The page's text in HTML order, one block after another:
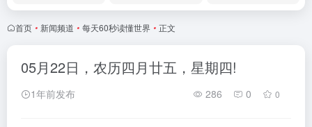
首页 • 新闻频道 • 每天60秒读懂世界 • 正文
05月22日，农历四月廿五，星期四!
1年前发布 286 0 0